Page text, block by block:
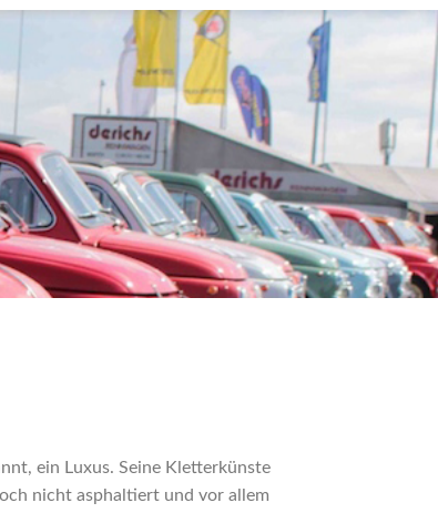
ein Luxus. Seine Kletterkünste
nicht asphaltiert und vor allem